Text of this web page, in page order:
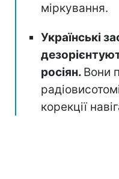
міркування.
Українські
росіян. Вони
корекції